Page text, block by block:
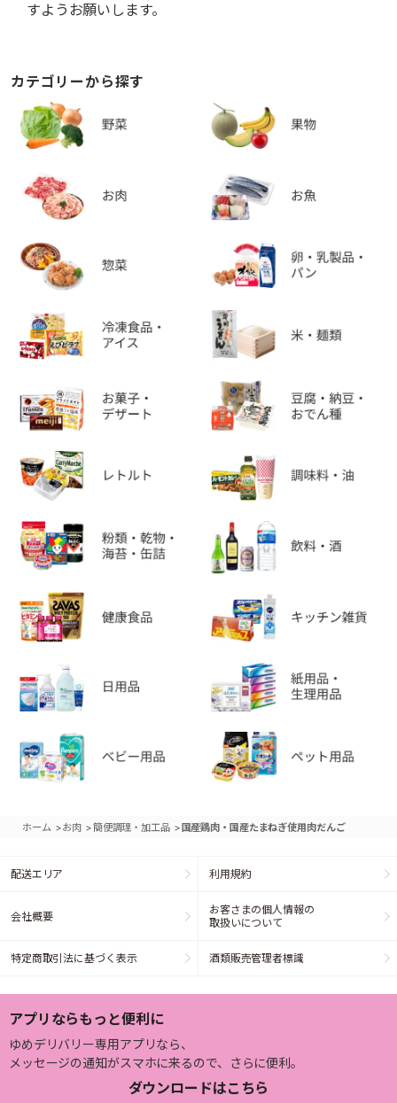
すようお願いします。
カテゴリーから探す
ホーム >お肉 >簡便調理・加工品 > 国産鶏肉・国産たまねぎ使用肉だんご
配送エリア 利用規約
会社概要
お客さまの個人情報の
取扱いについて
特定商取引法に基づく表示 酒類販売管理者標識
アプリならもっと便利に
ゆめデリバリー専用アプリなら、
メッセージの通知がスマホに来るので、さらに便利。
ダウンロードはこちら